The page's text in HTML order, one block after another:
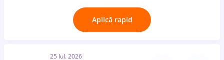
Aplică rapid
25 Iul. 2026